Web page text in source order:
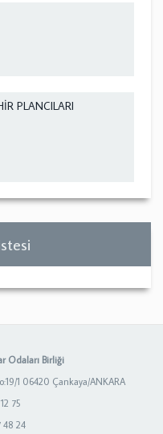
PLANCILARI
Odaları Birliği
1 06420 Çankaya/ANKARA
75
48 24